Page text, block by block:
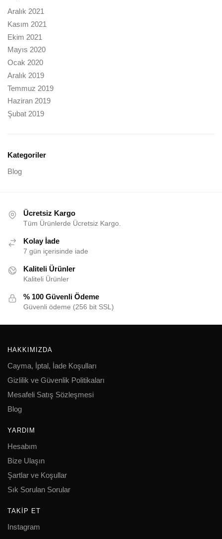
Aralık 2021
Kasım 2021
Ekim 2021
Mayıs 2020
Ocak 2020
Aralık 2019
Temmuz 2019
Haziran 2019
Şubat 2019
Kategoriler
Blog
Ücretsiz Kargo
Tüm Ürünlerde Ücretsiz Kargo.
Kolay İade
7 gün içerisinde iade
Kaliteli Ürünler
Kaliteli Ürünler
% 100 Güvenli Ödeme
Güvenli ödeme (256 bit SSL)
HAKKIMIZDA
Cayma, İptal, İade Koşulları
Gizlilik ve Güvenlik Politikaları
Mesafeli Satış Sözleşmesi
Blog
YARDIM
Hesabım
Bize Ulaşın
Şartlar ve Koşullar
Sık Sorulan Sorular
TAKIP ET
Instagram